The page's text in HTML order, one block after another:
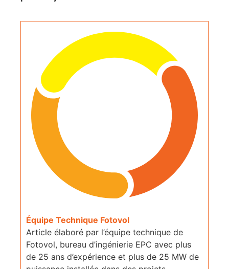
Équipe Technique Fotovol
Article élaboré par l’équipe technique de
Fotovol, bureau d’ingénierie EPC avec plus
de 25 ans d’expérience et plus de 25 MW de